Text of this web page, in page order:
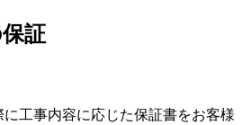
証
工事内容に応じた保証書をお客様